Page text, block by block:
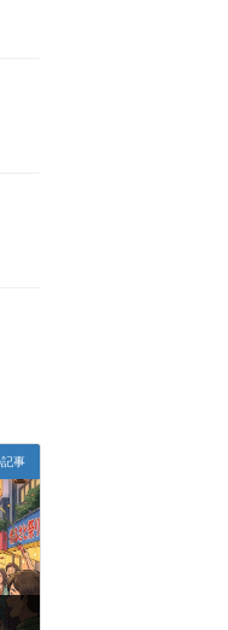
事